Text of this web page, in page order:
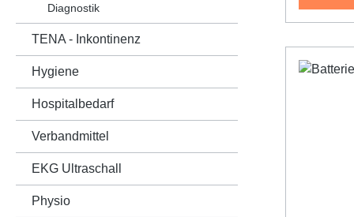
Diagnostik
TENA - Inkontinenz
Hygiene
Hospitalbedarf
Verbandmittel
EKG Ultraschall
Physio